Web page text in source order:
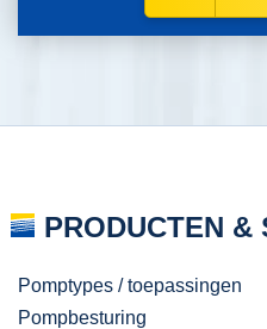
PRODUCTEN &
Pomptypes / toepassingen
Pompbesturing